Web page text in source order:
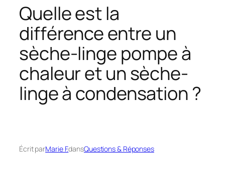
Quelle est la
différence entre un
sèche-linge pompe à
chaleur et un sèche-
linge à condensation ?
Écrit parMarie F.dansQuestions & Réponses